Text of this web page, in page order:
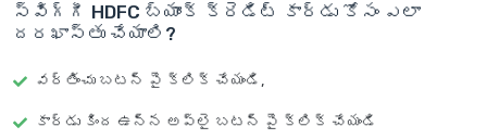
స్విగ్గీ HDFC బ్యాంక్ క్రెడిట్ కార్డు కోసం ఎలా
దరఖాస్తు చేయాలి?
వర్తించు బటన్ పై క్లిక్ చేయండి,
కార్డు కింద ఉన్న అప్లై బటన్ పై క్లిక్ చేయండి